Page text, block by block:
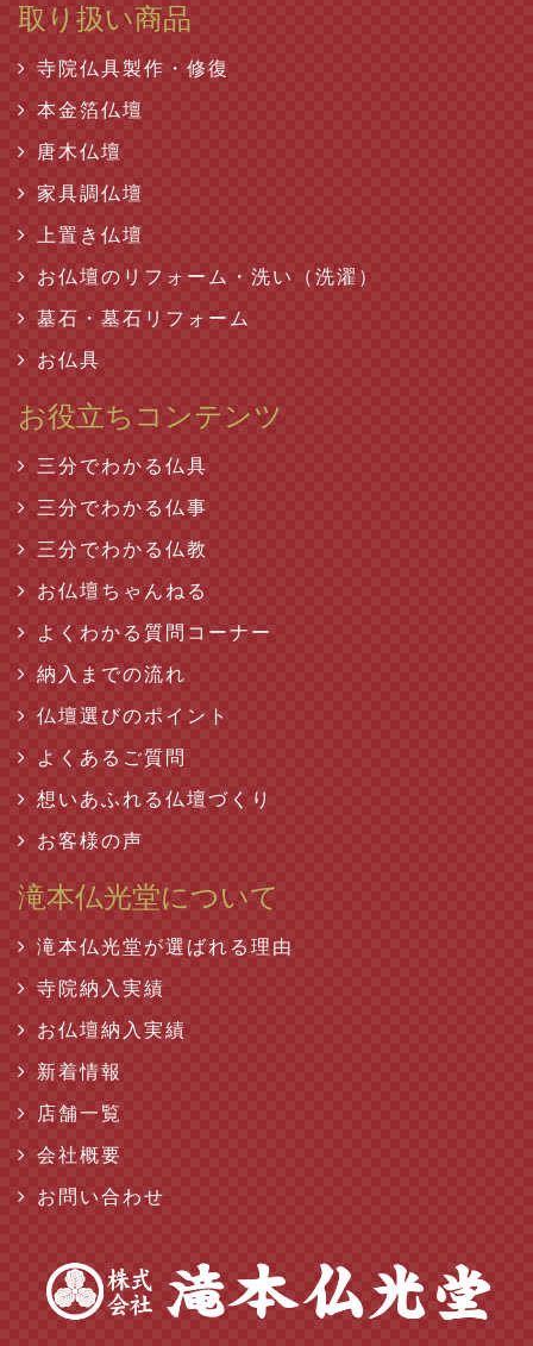
取り扱い商品
寺院仏具製作・修復
本金箔仏壇
唐木仏壇
家具調仏壇
上置き仏壇
お仏壇のリフォーム・洗い（洗濯）
墓石・墓石リフォーム
お仏具
お役立ちコンテンツ
三分でわかる仏具
三分でわかる仏事
三分でわかる仏教
お仏壇ちゃんねる
よくわかる質問コーナー
納入までの流れ
仏壇選びのポイント
よくあるご質問
想いあふれる仏壇づくり
お客様の声
滝本仏光堂について
滝本仏光堂が選ばれる理由
寺院納入実績
お仏壇納入実績
新着情報
店舗一覧
会社概要
お問い合わせ